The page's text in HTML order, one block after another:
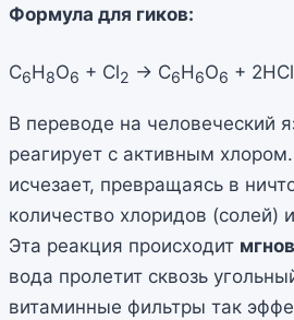
Формула для гиков:
C6H8O6 + Cl2 → C6H6O6 + 2HCl
В переводе на человеческий
реагирует с активным
исчезает, превращаясь в
количество хлоридов (солей)
Эта реакция происходит
вода пролетит сквозь
витаминные фильтры так